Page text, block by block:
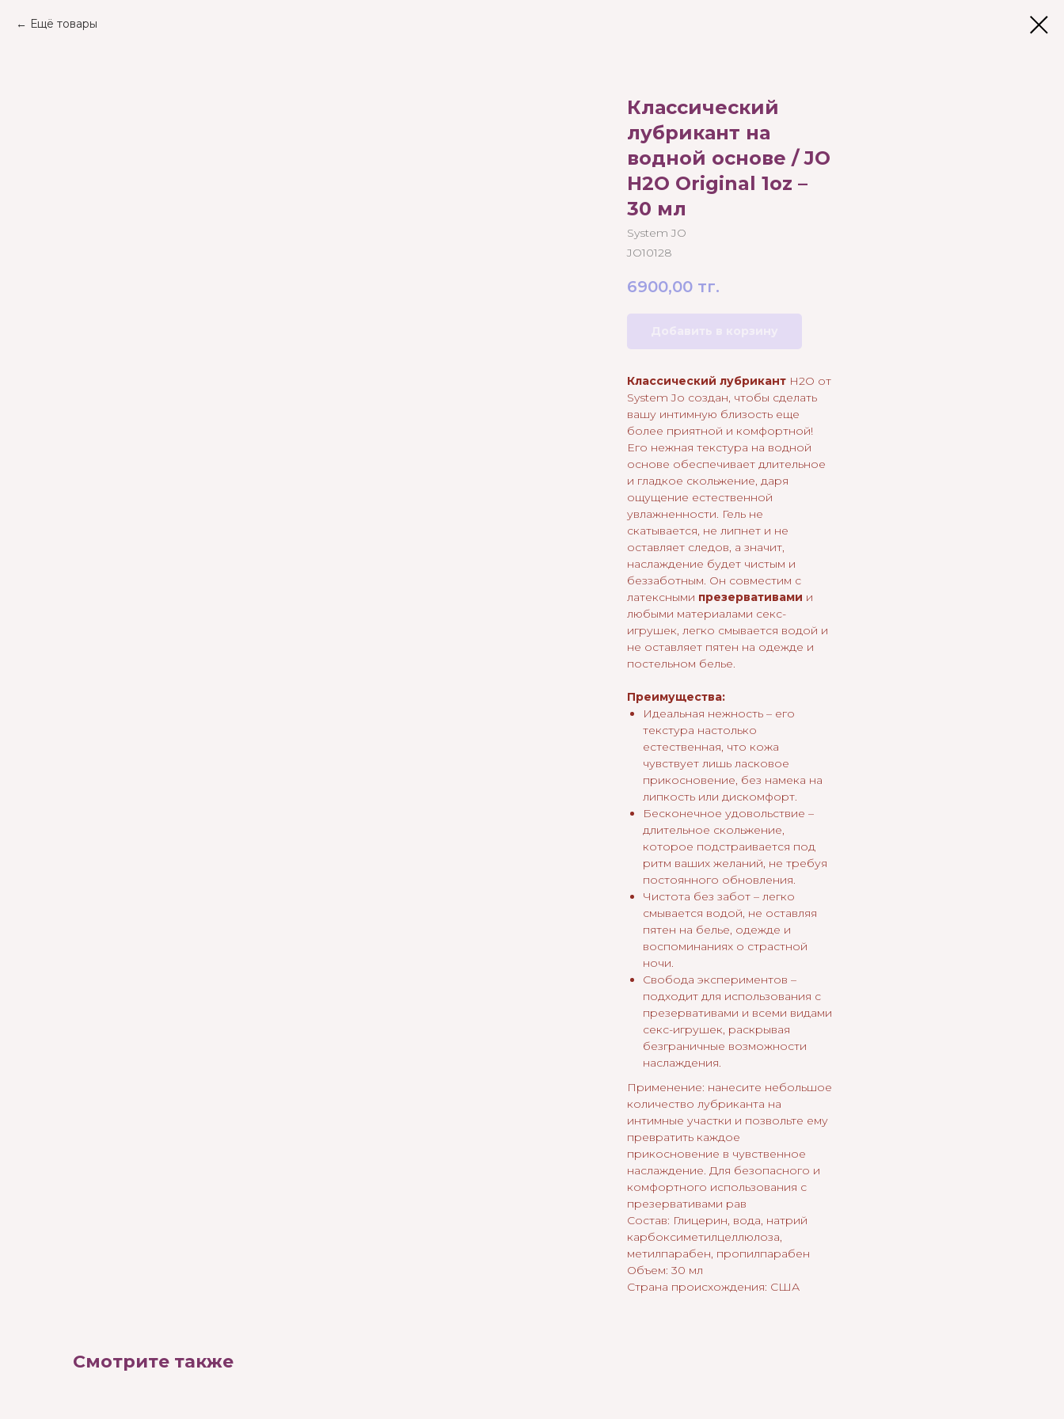
Ещё товары
Классический
лубрикант на
водной основе / JO
H2O Original 1oz –
30 мл
System JO
JO10128
6900,00 тг.
Классический лубрикант H2O от
System Jo создан, чтобы сделать
вашу интимную близость еще
более приятной и комфортной!
Его нежная текстура на водной
основе обеспечивает длительное
и гладкое скольжение, даря
ощущение естественной
увлажненности. Гель не
скатывается, не липнет и не
оставляет следов, а значит,
наслаждение будет чистым и
беззаботным. Он совместим с
латексными презервативами и
любыми материалами секс-
игрушек, легко смывается водой и
не оставляет пятен на одежде и
постельном белье.
Преимущества:
Идеальная нежность – его
текстура настолько
естественная, что кожа
чувствует лишь ласковое
прикосновение, без намека на
липкость или дискомфорт.
Бесконечное удовольствие –
длительное скольжение,
которое подстраивается под
ритм ваших желаний, не требуя
постоянного обновления.
Чистота без забот – легко
смывается водой, не оставляя
пятен на белье, одежде и
воспоминаниях о страстной
ночи.
Свобода экспериментов –
подходит для использования с
презервативами и всеми видами
секс-игрушек, раскрывая
безграничные возможности
наслаждения.
Применение: нанесите небольшое
количество лубриканта на
интимные участки и позвольте ему
превратить каждое
прикосновение в чувственное
наслаждение. Для безопасного и
комфортного использования с
презервативами рав
Состав: Глицерин, вода, натрий
карбоксиметилцеллюлоза,
метилпарабен, пропилпарабен
Объем: 30 мл
Страна происхождения: США
Смотрите также